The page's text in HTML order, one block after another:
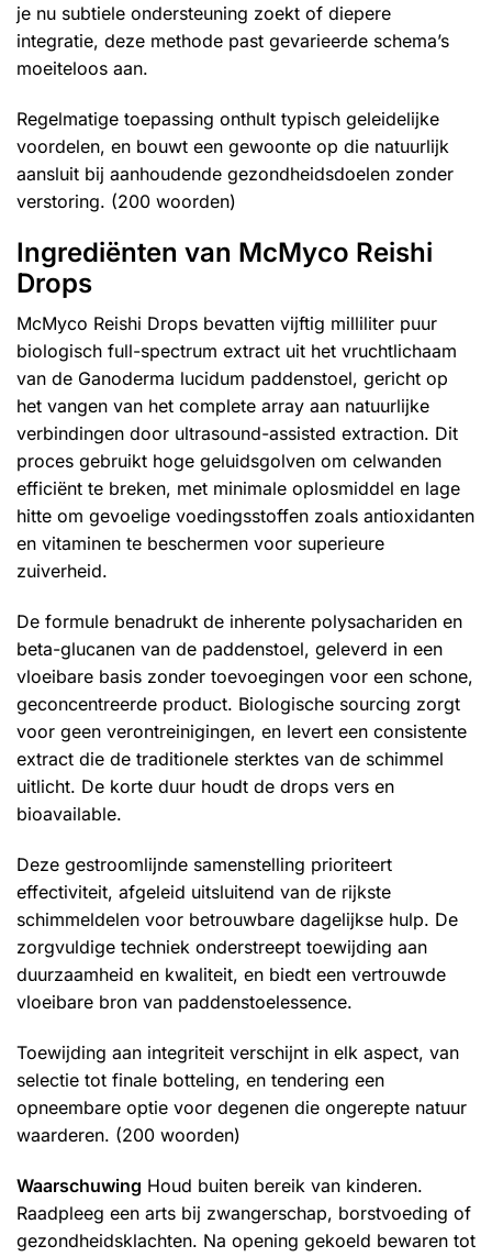
je nu subtiele ondersteuning zoekt of diepere
integratie, deze methode past gevarieerde schema’s
moeiteloos aan.
Regelmatige toepassing onthult typisch geleidelijke
voordelen, en bouwt een gewoonte op die natuurlijk
aansluit bij aanhoudende gezondheidsdoelen zonder
verstoring. (200 woorden)
Ingrediënten van McMyco Reishi
Drops
McMyco Reishi Drops bevatten vijftig milliliter puur
biologisch full-spectrum extract uit het vruchtlichaam
van de Ganoderma lucidum paddenstoel, gericht op
het vangen van het complete array aan natuurlijke
verbindingen door ultrasound-assisted extraction. Dit
proces gebruikt hoge geluidsgolven om celwanden
efficiënt te breken, met minimale oplosmiddel en lage
hitte om gevoelige voedingsstoffen zoals antioxidanten
en vitaminen te beschermen voor superieure
zuiverheid.
De formule benadrukt de inherente polysachariden en
beta-glucanen van de paddenstoel, geleverd in een
vloeibare basis zonder toevoegingen voor een schone,
geconcentreerde product. Biologische sourcing zorgt
voor geen verontreinigingen, en levert een consistente
extract die de traditionele sterktes van de schimmel
uitlicht. De korte duur houdt de drops vers en
bioavailable.
Deze gestroomlijnde samenstelling prioriteert
effectiviteit, afgeleid uitsluitend van de rijkste
schimmeldelen voor betrouwbare dagelijkse hulp. De
zorgvuldige techniek onderstreept toewijding aan
duurzaamheid en kwaliteit, en biedt een vertrouwde
vloeibare bron van paddenstoelessence.
Toewijding aan integriteit verschijnt in elk aspect, van
selectie tot finale botteling, en tendering een
opneembare optie voor degenen die ongerepte natuur
waarderen. (200 woorden)
Waarschuwing Houd buiten bereik van kinderen.
Raadpleeg een arts bij zwangerschap, borstvoeding of
gezondheidsklachten. Na opening gekoeld bewaren tot